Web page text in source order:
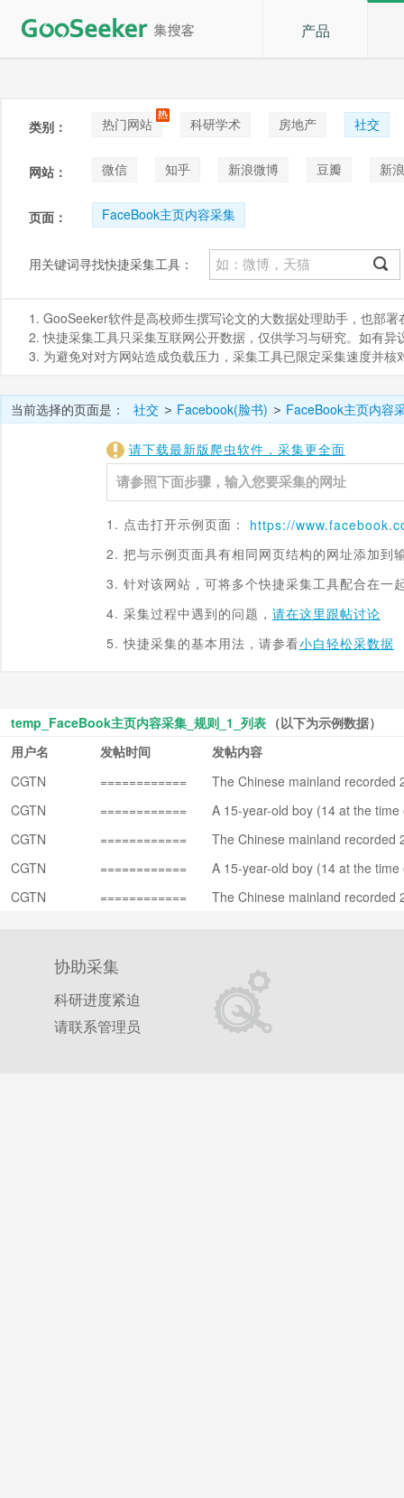
产品
类别： 热门网站 科研学术 房地产
社交
论坛贴吧
拍卖 音乐
网站： 微信 知乎 新浪微博 豆瓣
新
快手
喜马拉雅
页面： FaceBook主页内容采集
用关键词寻找快捷采集工具：
1. GooSeeker软件是高校师生撰写论文的大数据处理助手，也部
2. 快捷采集工具只采集互联网公开数据，仅供学习与研究。如有
3. 为避免对对方网站造成负载压力，采集工具已限定采集速度并
当前选择的页面是： 社交 > Facebook(脸书) > FaceBook主页内容
请下载最新版爬虫软件，采集更全面
1. 点击打开示例页面： https://www.
2. 把与示例页面具有相同网页结构的网址添加到
3. 针对该网站，可将多个快捷采集工具配合在一
4. 采集过程中遇到的问题， 请在这里跟帖讨论
5. 快捷采集的基本用法，请参看小白轻松采数据
temp_FaceBook主页内容采集_规则_1_列表 （以下为示例数据）
用户名
发帖时间
发帖内容
CGTN
============
The Chinese mainland recorded
nal Health Commission (NHC)
CGTN
============
A 15-year-old boy (14 at the
CGTN
============
The Chinese mainland recorded
nal Health Commission (NHC)
CGTN
============
A 15-year-old boy (14 at the
CGTN
============
The Chinese mainland recorded
协助采集
科研进度紧迫
请联系管理员